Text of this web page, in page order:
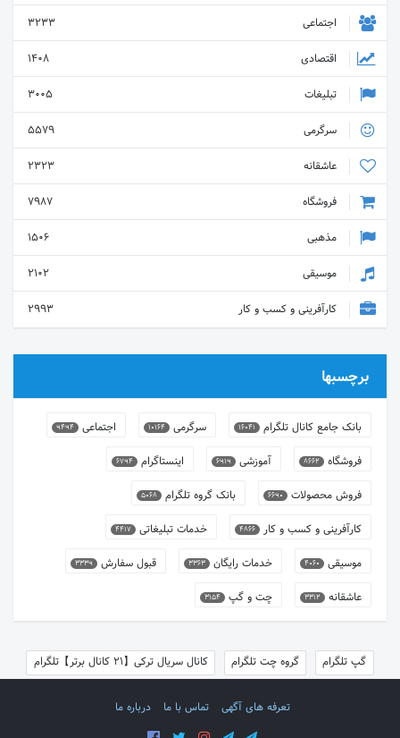
اجتماعی
3233
اقتصادی
1408
تبلیغات
3005
سرگرمی
5579
عاشقانه
2323
فروشگاه
7987
مذهبی
1506
موسیقی
2102
کارآفرینی و کسب و کار
2993
برچسبها
بانک جامع کانال تلگرام 16041 سرگرمی 10164 اجتماعی 9494
فروشگاه 8662 آموزشی 6919 اینستاگرام 6794
فروش محصولات 6690 بانک گروه تلگرام 5068
کارآفرینی و کسب و کار 4866 خدمات تبلیغاتی 4417
موسیقی 4060 خدمات رایگان 3363 قبول سفارش 3339
عاشقانه 3312 چت و گپ 3154
گپ تلگرام گروه چت تلگرام کانال سریال ترکی【21 کانال برتر】تلگرام
تعرفه های آگهی تماس با ما درباره ما